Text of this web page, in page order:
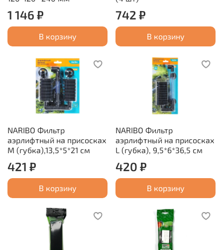
1 146 ₽
В корзину
742 ₽
В корзину
NARIBO Фильтр
аэрлифтный на присосках
M (губка),13,5*5*21 см
421 ₽
В корзину
NARIBO Фильтр
аэрлифтный на присосках
L (губка), 9,5*6*36,5 см
420 ₽
В корзину